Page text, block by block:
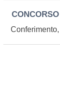
CONCORSO